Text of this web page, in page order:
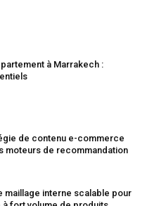
à Marrakech :
de contenu e-commerce
moteurs de recommandation
maillage interne scalable pour